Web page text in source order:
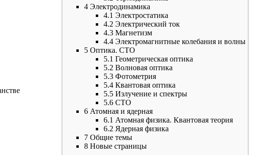
4 Электродинамика
4.1 Электростатика
4.2 Электрический ток
4.3 Магнетизм
4.4 Электромагнитные колебания и волны
5 Оптика. СТО
5.1 Геометрическая оптика
5.2 Волновая оптика
5.3 Фотометрия
5.4 Квантовая оптика
5.5 Излучение и спектры
5.6 СТО
6 Атомная и ядерная
6.1 Атомная физика. Квантовая теория
6.2 Ядерная физика
7 Общие темы
8 Новые страницы